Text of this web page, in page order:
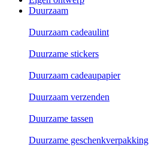
Duurzaam
Duurzaam cadeaulint
Duurzame stickers
Duurzaam cadeaupapier
Duurzaam verzenden
Duurzame tassen
Duurzame geschenkverpakking